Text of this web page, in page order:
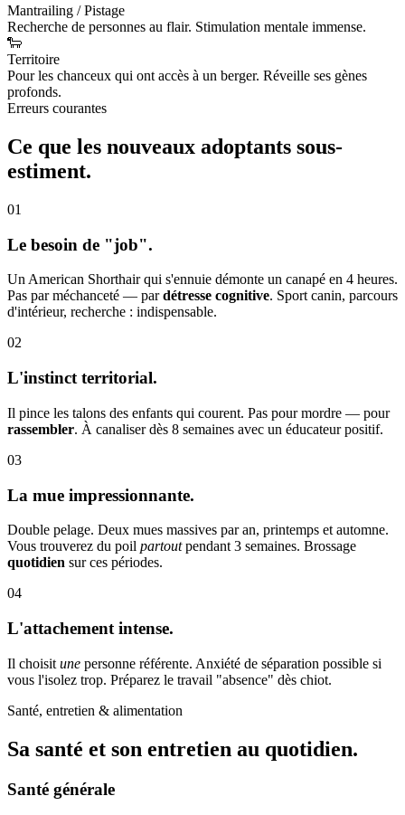
Mantrailing / Pistage
Recherche de personnes au flair. Stimulation mentale immense.
🐑
Territoire
Pour les chanceux qui ont accès à un berger. Réveille ses gènes
profonds.
Erreurs courantes
Ce que les nouveaux adoptants sous-
estiment.
01
Le besoin de "job".
Un American Shorthair qui s'ennuie démonte un canapé en 4 heures.
Pas par méchanceté — pardétresse cognitive. Sport canin, parcours
d'intérieur, recherche : indispensable.
02
L'instinct territorial.
Il pince les talons des enfants qui courent. Pas pour mordre — pour
rassembler. À canaliser dès 8 semaines avec un éducateur positif.
03
La mue impressionnante.
Double pelage. Deux mues massives par an, printemps et automne.
Vous trouverez du poil partoutpendant 3 semaines. Brossage
quotidien sur ces périodes.
04
L'attachement intense.
Il choisit une personne référente. Anxiété de séparation possible si
vous l'isolez trop. Préparez le travail "absence" dès chiot.
Santé, entretien & alimentation
Sa santé et son entretien au quotidien.
Santé générale